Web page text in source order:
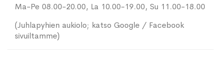
Ma-Pe 08.00-20.00, La 10.00-19.00, Su 11.00-18.00
(Juhlapyhien aukiolo; katso Google / Facebook
sivuiltamme)